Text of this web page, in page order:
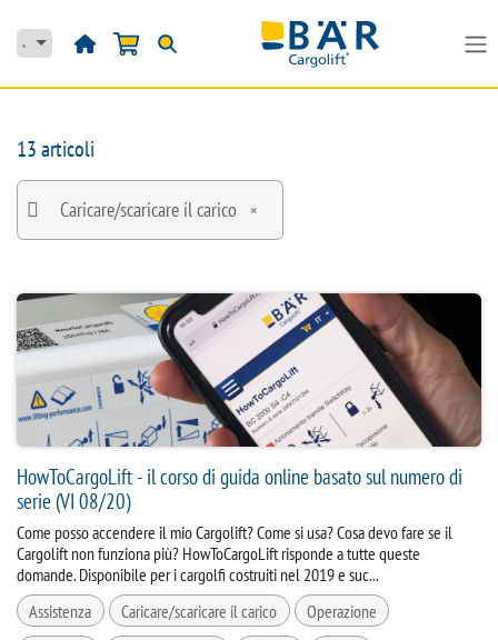
13 articoli
Caricare/scaricare il carico ×
HowToCargoLift - il corso di guida online basato sul numero di
serie (VI 08/20)
Come posso accendere il mio Cargolift? Come si usa? Cosa devo fare se il
Cargolift non funziona più? HowToCargoLift risponde a tutte queste
domande. Disponibile per i cargolfi costruiti nel 2019 e suc...
Assistenza
Caricare/scaricare il carico
Operazione